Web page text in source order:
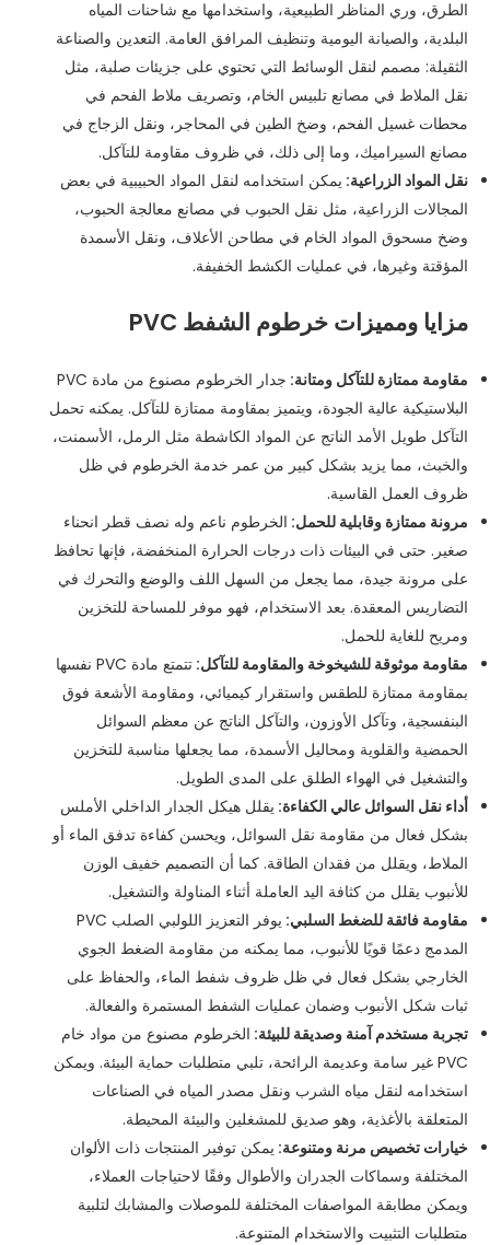
الطرق، وري المناظر الطبيعية، واستخدامها مع شاحنات المياه
البلدية، والصيانة اليومية وتنظيف المرافق العامة. التعدين والصناعة
الثقيلة: مصمم لنقل الوسائط التي تحتوي على جزيئات صلبة، مثل
نقل الملاط في مصانع تلبيس الخام، وتصريف ملاط ​​الفحم في
محطات غسيل الفحم، وضخ الطين في المحاجر، ونقل الزجاج في
مصانع السيراميك، وما إلى ذلك، في ظروف مقاومة للتآكل.
نقل المواد الزراعية: يمكن استخدامه لنقل المواد الحبيبية في بعض
المجالات الزراعية، مثل نقل الحبوب في مصانع معالجة الحبوب،
وضخ مسحوق المواد الخام في مطاحن الأعلاف، ونقل الأسمدة
المؤقتة وغيرها، في عمليات الكشط الخفيفة.
مزايا ومميزات خرطوم الشفط PVC
مقاومة ممتازة للتآكل ومتانة:
جدار الخرطوم مصنوع من مادة PVC
البلاستيكية عالية الجودة، ويتميز بمقاومة ممتازة للتآكل. يمكنه تحمل
التآكل طويل الأمد الناتج عن المواد الكاشطة مثل الرمل، الأسمنت،
والخبث، مما يزيد بشكل كبير من عمر خدمة الخرطوم في ظل
ظروف العمل القاسية.
مرونة ممتازة وقابلية للحمل: الخرطوم ناعم وله نصف قطر انحناء
صغير. حتى في البيئات ذات درجات الحرارة المنخفضة، فإنها تحافظ
على مرونة جيدة، مما يجعل من السهل اللف والوضع والتحرك في
التضاريس المعقدة. بعد الاستخدام، فهو موفر للمساحة للتخزين
ومريح للغاية للحمل.
مقاومة موثوقة للشيخوخة والمقاومة للتآكل:
تتمتع مادة PVC نفسها
بمقاومة ممتازة للطقس واستقرار كيميائي، ومقاومة الأشعة فوق
البنفسجية، وتآكل الأوزون، والتآكل الناتج عن معظم السوائل
الحمضية والقلوية ومحاليل الأسمدة، مما يجعلها مناسبة للتخزين
والتشغيل في الهواء الطلق على المدى الطويل.
أداء نقل السوائل عالي الكفاءة: يقلل هيكل الجدار الداخلي الأملس
بشكل فعال من مقاومة نقل السوائل، ويحسن كفاءة تدفق الماء أو
الملاط، ويقلل من فقدان الطاقة. كما أن التصميم خفيف الوزن
للأنبوب يقلل من كثافة اليد العاملة أثناء المناولة والتشغيل.
مقاومة فائقة للضغط السلبي:
يوفر التعزيز اللولبي الصلب PVC
المدمج دعمًا قويًا للأنبوب، مما يمكنه من مقاومة الضغط الجوي
الخارجي بشكل فعال في ظل ظروف شفط الماء، والحفاظ على
ثبات شكل الأنبوب وضمان عمليات الشفط المستمرة والفعالة.
تجربة مستخدم آمنة وصديقة للبيئة: الخرطوم مصنوع من مواد خام
PVC غير سامة وعديمة الرائحة، تلبي متطلبات حماية البيئة. ويمكن
استخدامه لنقل مياه الشرب ونقل مصدر المياه في الصناعات
المتعلقة بالأغذية، وهو صديق للمشغلين والبيئة المحيطة.
خيارات تخصيص مرنة ومتنوعة: يمكن توفير المنتجات ذات الألوان
المختلفة وسماكات الجدران والأطوال وفقًا لاحتياجات العملاء،
ويمكن مطابقة المواصفات المختلفة للموصلات والمشابك لتلبية
متطلبات التثبيت والاستخدام المتنوعة.